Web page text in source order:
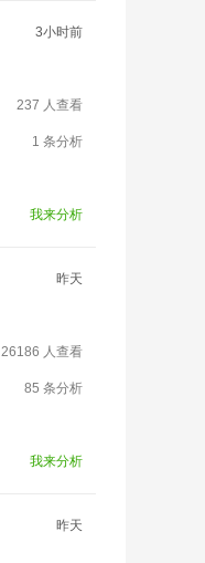
3小时前
237 人查看
1 条分析
我来分析
昨天
26186 人查看
85 条分析
我来分析
昨天